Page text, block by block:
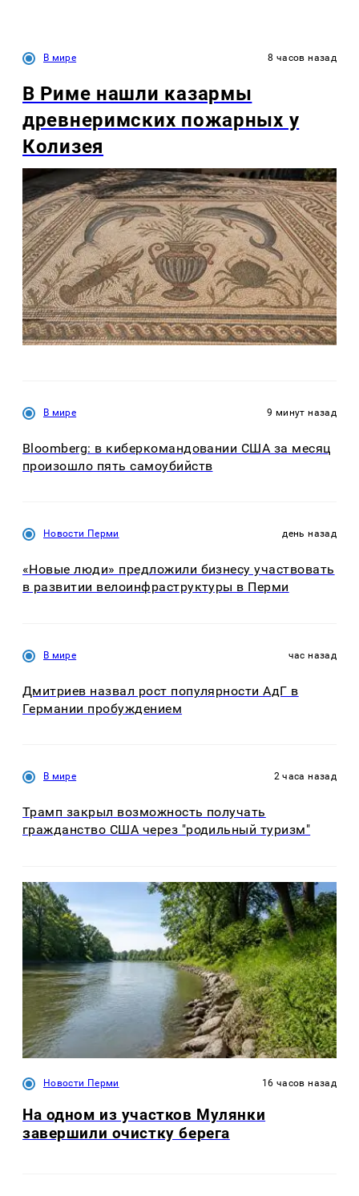
В мире 8 часов назад
В Риме нашли казармы
древнеримских пожарных у
Колизея
В мире 9 минут назад
Bloomberg: в киберкомандовании США за месяц
произошло пять самоубийств
Новости Перми день назад
«Новые люди» предложили бизнесу участвовать
в развитии велоинфраструктуры в Перми
В мире час назад
Дмитриев назвал рост популярности АдГ в
Германии пробуждением
В мире 2 часа назад
Трамп закрыл возможность получать
гражданство США через "родильный туризм"
Новости Перми 16 часов назад
На одном из участков Мулянки
завершили очистку берега